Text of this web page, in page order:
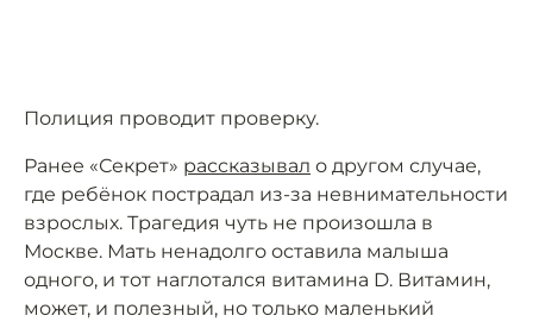
Полиция проводит проверку.
Ранее «Секрет» рассказывал о другом случае,
где ребёнок пострадал из-за невнимательности
взрослых. Трагедия чуть не произошла в
Москве. Мать ненадолго оставила малыша
одного, и тот наглотался витамина D. Витамин,
может, и полезный, но только маленький